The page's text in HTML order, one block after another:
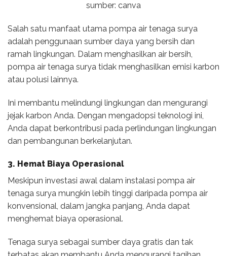
sumber: canva
Salah satu manfaat utama pompa air tenaga surya
adalah penggunaan sumber daya yang bersih dan
ramah lingkungan. Dalam menghasilkan air bersih,
pompa air tenaga surya tidak menghasilkan emisi karbon
atau polusi lainnya.
Ini membantu melindungi lingkungan dan mengurangi
jejak karbon Anda. Dengan mengadopsi teknologi ini,
Anda dapat berkontribusi pada perlindungan lingkungan
dan pembangunan berkelanjutan.
3. Hemat Biaya Operasional
Meskipun investasi awal dalam instalasi pompa air
tenaga surya mungkin lebih tinggi daripada pompa air
konvensional, dalam jangka panjang, Anda dapat
menghemat biaya operasional.
Tenaga surya sebagai sumber daya gratis dan tak